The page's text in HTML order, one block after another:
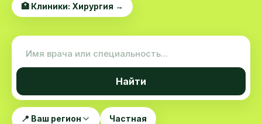
🏥 Клиники: Хирургия →
Найти
📍 Ваш регион Частная